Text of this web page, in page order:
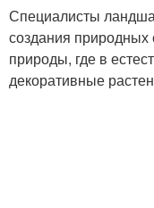
Специалисты
создания природных
природы, где в
декоративные